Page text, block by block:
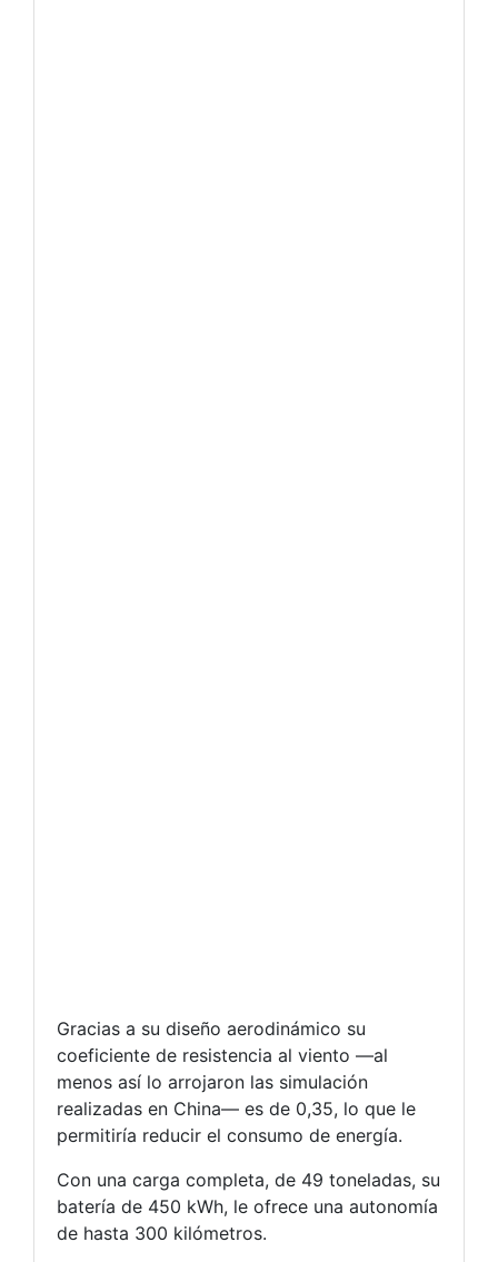
Gracias a su diseño aerodinámico su
coeficiente de resistencia al viento —al
menos así lo arrojaron las simulación
realizadas en China— es de 0,35, lo que le
permitiría reducir el consumo de energía.
Con una carga completa, de 49 toneladas, su
batería de 450 kWh, le ofrece una autonomía
de hasta 300 kilómetros.